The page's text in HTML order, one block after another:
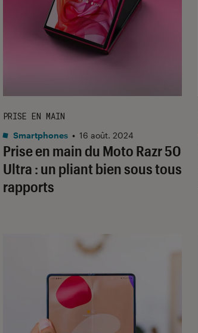
Prise en main du Moto Razr 50
Ultra : un pliant bien sous tous
rapports
PRISE EN MAIN
Smartphones • 16 août. 2024